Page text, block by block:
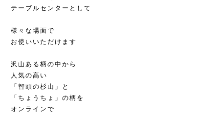
テーブルセンターとして
様々な場面で
お使いいただけます
沢山ある柄の中から
人気の高い
「智頭の杉山」と
「ちょうちょ」の柄を
オンラインで